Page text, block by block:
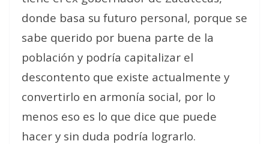
donde basa su futuro personal, porque se
sabe querido por buena parte de la
población y podría capitalizar el
descontento que existe actualmente y
convertirlo en armonía social, por lo
menos eso es lo que dice que puede
hacer y sin duda podría lograrlo.